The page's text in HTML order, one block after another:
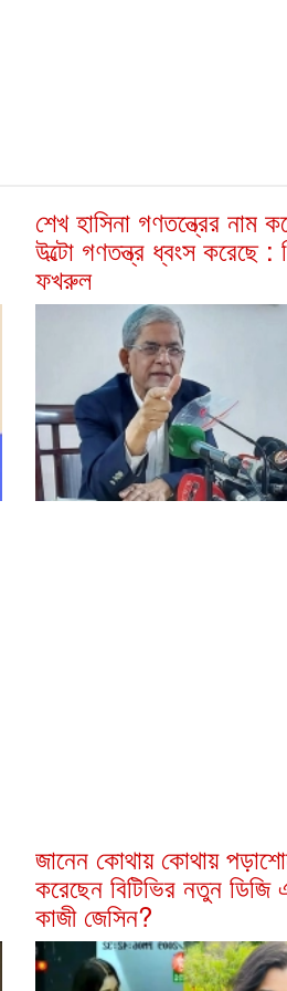
শেখ হাসিনা গণতন্ত্রের নাম
উল্টো গণতন্ত্র ধ্বংস করেছে :
ফখরুল
জানেন কোথায় কোথায়
করেছেন বিটিভির নতুন ডিজি
কাজী জেসিন?